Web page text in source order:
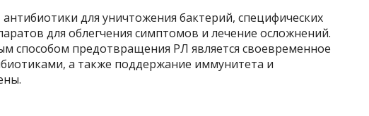
для уничтожения бактерий, специфических
для облегчения симптомов и лечение осложнений.
способом предотвращения РЛ является своевременное
а также поддержание иммунитета и